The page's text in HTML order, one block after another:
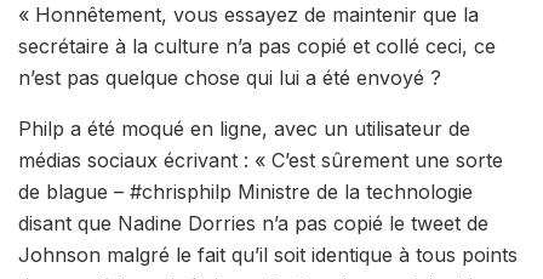
« Honnêtement, vous essayez de maintenir que la
secrétaire à la culture n’a pas copié et collé ceci, ce
n’est pas quelque chose qui lui a été envoyé ?
Philp a été moqué en ligne, avec un utilisateur de
médias sociaux écrivant : « C’est sûrement une sorte
de blague – #chrisphilp Ministre de la technologie
disant que Nadine Dorries n’a pas copié le tweet de
Johnson malgré le fait qu’il soit identique à tous points